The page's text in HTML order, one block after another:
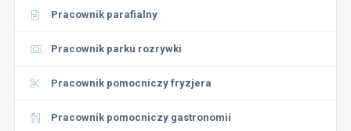
Pracownik parafialny
Pracownik parku rozrywki
Pracownik pomocniczy fryzjera
Pracownik pomocniczy gastronomii